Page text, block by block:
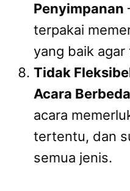
Penyimpanan
terpakai
yang baik
Tidak
Acara Berbeda
acara
tertentu, dan
semua jenis.